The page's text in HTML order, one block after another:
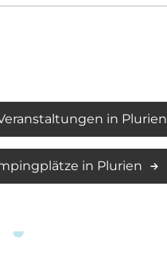
in Plurien
in Plurien